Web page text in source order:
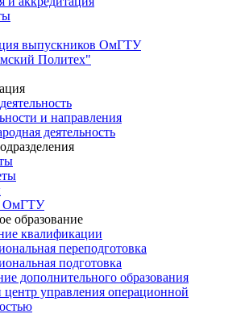
выпускников ОмГТУ
Политех"
и направления
деятельность
ОмГТУ
образование
квалификации
переподготовка
подготовка
дополнительного образования
управления операционной